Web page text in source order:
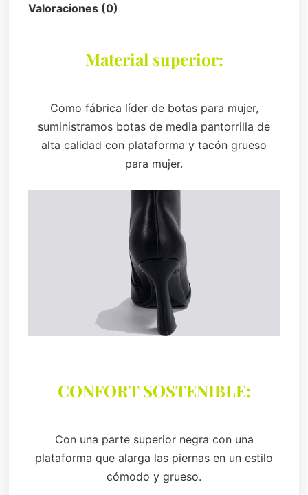
Valoraciones (0)
Material superior:
Como fábrica líder de botas para mujer,
suministramos botas de media pantorrilla de
alta calidad con plataforma y tacón grueso
para mujer.
CONFORT SOSTENIBLE:
Con una parte superior negra con una
plataforma que alarga las piernas en un estilo
cómodo y grueso.